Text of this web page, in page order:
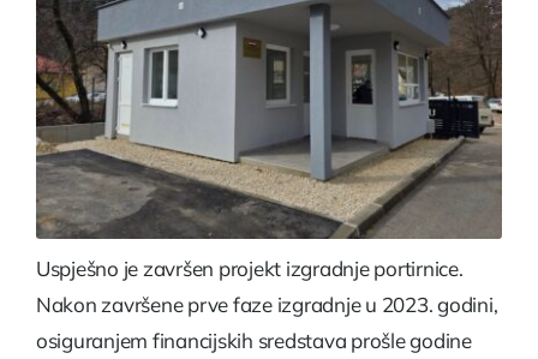
Uspješno je završen projekt izgradnje portirnice.
Nakon završene prve faze izgradnje u 2023. godini,
osiguranjem financijskih sredstava prošle godine